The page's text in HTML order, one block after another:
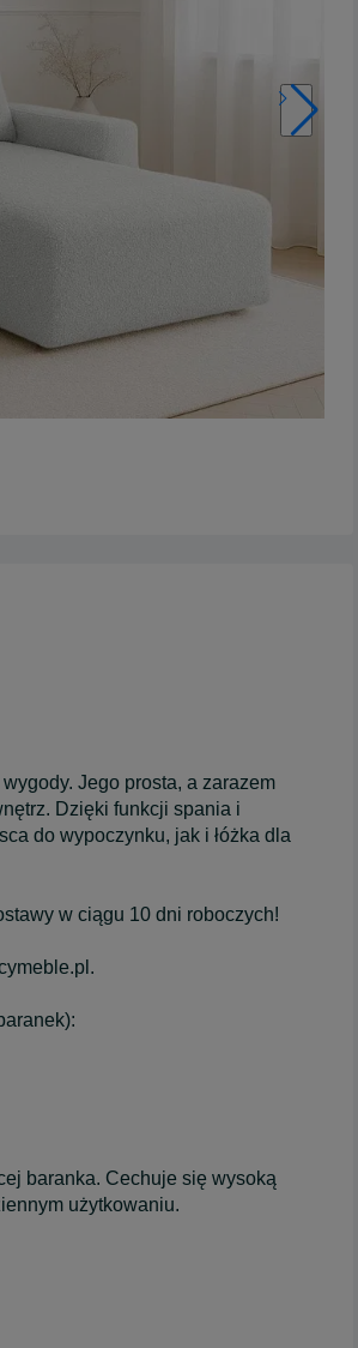
Jego prosta, a zarazem
Dzięki funkcji spania i
do wypoczynku, jak i łóżka dla
w ciągu 10 dni roboczych!
baranka. Cechuje się wysoką
użytkowaniu.